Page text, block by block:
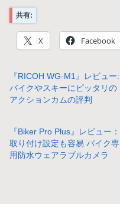
共有:
X Facebook
『RICOH WG-M1』レビュー:
バイクやスキーにピッタリの
アクションカムの評判
『Biker Pro Plus』レビュー：
取り付け設定も容易 バイク専
用防水ウェアラブルカメラ